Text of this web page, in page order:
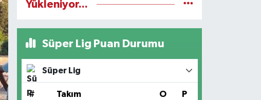
Yükleniyor...
Süper Lig Puan Durumu
Süper Lig
# Takım O P